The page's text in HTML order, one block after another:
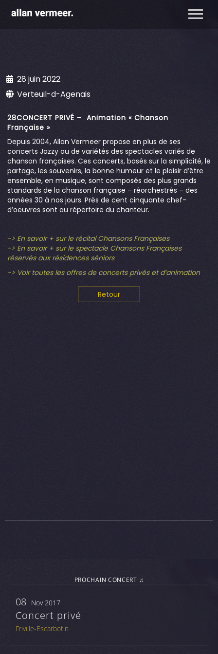
28 juin 2022
Verteuil-d-Agenais
28CONCERT PRIVÉ – Animation « Chanson
Française »
Depuis 2004, Allan Vermeer propose en plus de ses
concerts Jazzy ou de variétés des spectacles variés de
chanson françaises. Ces concerts, basés sur la simplicité, le
partage, les souvenirs, la bonne humeur et le plaisir d’être
ensemble, en musique, sont composés des plus grands
standards de la chanson française – réorchestrés – des
années 30 à nos jours. Près de cent cinquante chef-
d’oeuvres sont au répertoire du chanteur.
-> En savoir + sur le récital Chansons Françaises
-> En savoir + sur le spectacle Chansons Françaises
réservés aux résidences séniors
-> Voir toutes les offres de concerts privés et d’animation
Retour
PROCHAIN CONCERT ♫
08 Nov 2017
Concert privé
Friville-Escarbotin